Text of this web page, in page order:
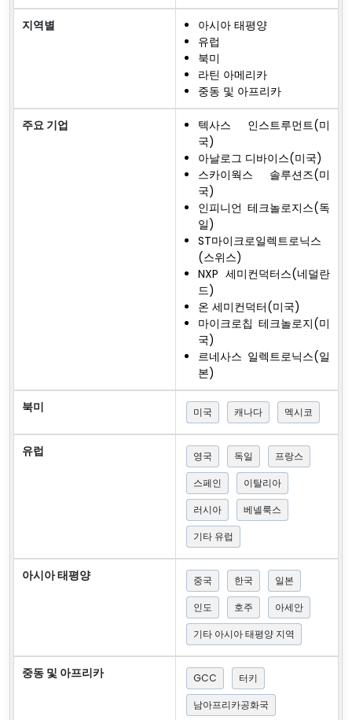
지역별
아시아 태평양
유럽
북미
라틴 아메리카
중동 및 아프리카
주요 기업
텍사스 인스트루먼트(미
국)
아날로그 디바이스(미국)
스카이웍스 솔루션즈(미
국)
인피니언 테크놀로지스(독
일)
ST마이크로일렉트로닉스
(스위스)
NXP 세미컨덕터스(네덜란
드)
온 세미컨덕터(미국)
마이크로칩 테크놀로지(미
국)
르네사스 일렉트로닉스(일
본)
북미 미국 캐나다 멕시코
유럽 영국 독일
프랑스
스페인
이탈리아
러시아
베넬룩스
기타 유럽
아시아 태평양 중국 한국
일본
인도
호주
아세안
기타 아시아 태평양 지역
중동 및 아프리카 GCC
터키
남아프리카공화국